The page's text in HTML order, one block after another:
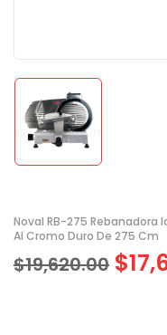
Noval RB-275 Rebanadora
Al Cromo Duro De 275 Cm
$19,620.00 $